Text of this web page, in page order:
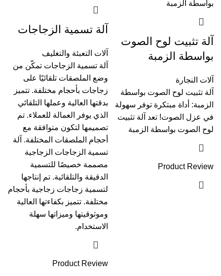
آلة تثبيت لوح الصوت
بواسطة الزمبة
آلات النجارة
آلة تثبيت لوح الصوت بواسطة
الزمبة: أداة مبتكرة توفر سهولة
في عزل الصوت! تعد آلة تثبيت
لوح الصوت بواسطة الزمبة
Product Review
آلة تسمية الزجاجات
آلات التعبئة والتغليف
آلة تسمية الزجاجات تمكّن من
وضع الملصقات تلقائيًا على
زجاجات بأحجام مختلفة. تتميز
بدقتها العالية وعملها التلقائي
الذي يوفر العمالة للعملاء. تم
تصميمها لتكون متوافقة مع
أحجام الملصقات المختلفة. آلة
تسمية الزجاجات الزجاجية
مصممة خصيصًا للتسمية
الدقيقة والتلقائية. تم إنتاجها
لتسمية زجاجات زجاجية بأحجام
مختلفة. تتميز بكفاءتها العالية
وموثوقيتها وميزاتها سهلة
الاستخدام.
Product Review